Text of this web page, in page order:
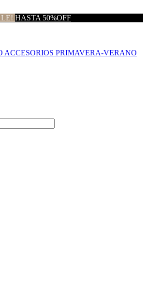
HASTA 50%OFF
ACCESORIOS PRIMAVERA-VERANO